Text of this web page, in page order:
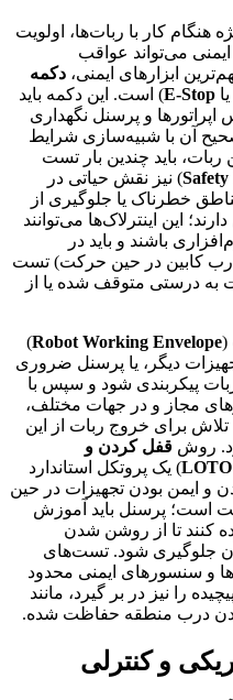
هنگام کار با ربات‌ها، اولویت
می‌تواند عواقب
ابزارهای ایمنی، دکمه
یا E‑Stop) است. این دکمه باید
و پرسنل نگهداری
آن با شبیه‌سازی شرایط
باید چندین بار تست
) نیز نقش حیاتی در
خطرناک یا جلوگیری از
این اینترلاک‌ها می‌توانند
باشند و باید در
درب کابین در حین حرکت) تست
به درستی متوقف شده یا از
(
Robot Working Envelope
)
دیگر، یا پرسنل ضروری
پیکربندی شود و سپس با
مجاز و در جهات مختلف،
برای خروج ربات از این
روش قفل کردن و
LOTO) یک پروتکل استاندارد
و ایمن بودن تجهیزات در حین
است؛ پرسنل باید آموزش
کنند تا از روشن شدن
آن جلوگیری شود. تست‌های
و سنسورهای ایمنی محدود
را نیز در بر گیرد، مانند
درب منطقه حفاظت شده.
و کنترلی